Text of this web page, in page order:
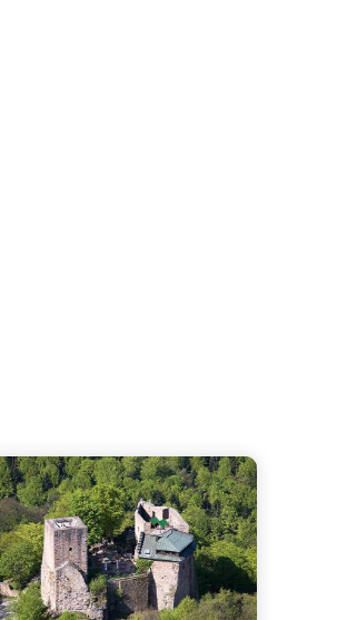
- Aussichtsbalkon mit